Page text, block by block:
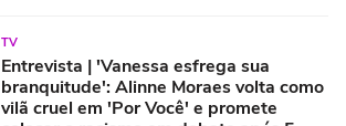
TV
Entrevista | 'Vanessa esfrega sua
branquitude': Alinne Moraes volta como
vilã cruel em 'Por Você' e promete